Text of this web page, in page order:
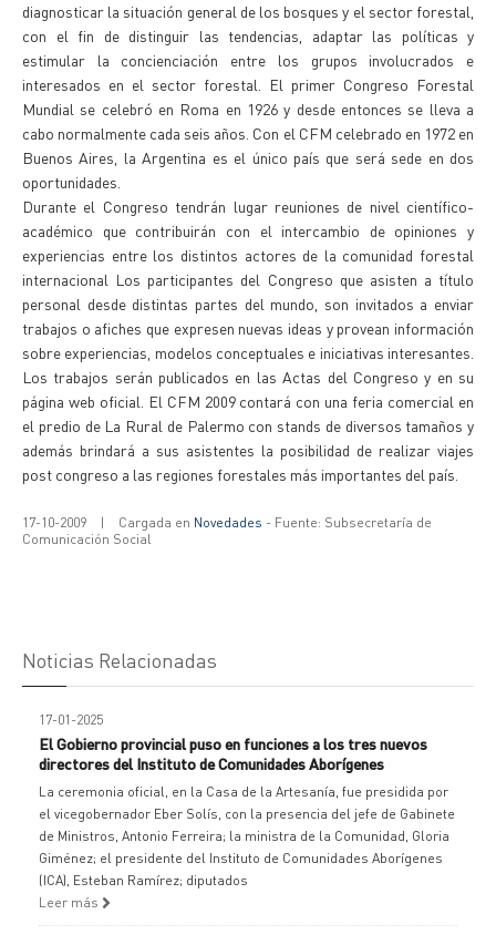
diagnosticar la situación general de los bosques y el sector forestal,
con el fin de distinguir las tendencias, adaptar las políticas y
estimular la concienciación entre los grupos involucrados e
interesados en el sector forestal. El primer Congreso Forestal
Mundial se celebró en Roma en 1926 y desde entonces se lleva a
cabo normalmente cada seis años. Con el CFM celebrado en 1972 en
Buenos Aires, la Argentina es el único país que será sede en dos
oportunidades.
Durante el Congreso tendrán lugar reuniones de nivel científico-
académico que contribuirán con el intercambio de opiniones y
experiencias entre los distintos actores de la comunidad forestal
internacional Los participantes del Congreso que asisten a título
personal desde distintas partes del mundo, son invitados a enviar
trabajos o afiches que expresen nuevas ideas y provean información
sobre experiencias, modelos conceptuales e iniciativas interesantes.
Los trabajos serán publicados en las Actas del Congreso y en su
página web oficial. El CFM 2009 contará con una feria comercial en
el predio de La Rural de Palermo con stands de diversos tamaños y
además brindará a sus asistentes la posibilidad de realizar viajes
post congreso a las regiones forestales más importantes del país.
17-10-2009 | Cargada en Novedades - Fuente: Subsecretaría de
Comunicación Social
Noticias Relacionadas
17-01-2025
El Gobierno provincial puso en funciones a los tres nuevos
directores del Instituto de Comunidades Aborígenes
La ceremonia oficial, en la Casa de la Artesanía, fue presidida por
el vicegobernador Eber Solís, con la presencia del jefe de Gabinete
de Ministros, Antonio Ferreira; la ministra de la Comunidad, Gloria
Giménez; el presidente del Instituto de Comunidades Aborígenes
(ICA), Esteban Ramírez; diputados
Leer más